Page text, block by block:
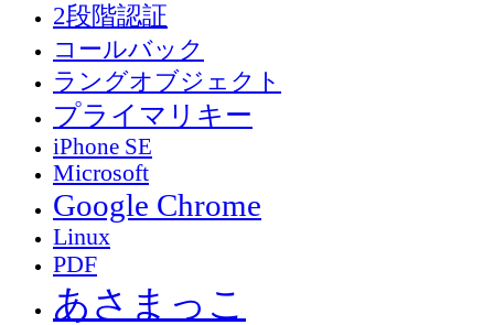
2段階認証
コールバック
ラングオブジェクト
プライマリキー
iPhone SE
Microsoft
Google Chrome
Linux
PDF
あさまっこ